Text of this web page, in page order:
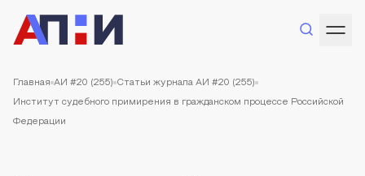
Главная АИ #20 (255) Статьи журнала АИ #20 (255)
Институт судебного примирения в гражданском процессе Российской
Федерации